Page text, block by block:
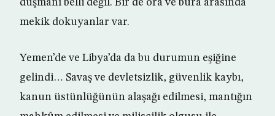
düşmanı belli değil. Bir de ora ve bura arasında
mekik dokuyanlar var.
Yemen’de ve Libya’da da bu durumun eşiğine
gelindi… Savaş ve devletsizlik, güvenlik kaybı,
kanun üstünlüğünün alaşağı edilmesi, mantığın